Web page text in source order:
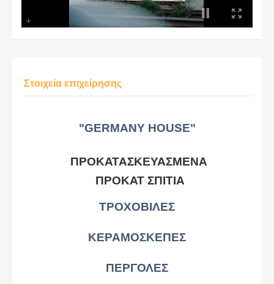
Στοιχεία επιχείρησης
"GERMANY HOUSE"
ΠΡΟΚΑΤΑΣΚΕΥΑΣΜΕΝΑ
ΠΡΟΚΑΤ ΣΠΙΤΙΑ
ΤΡΟΧΟΒΙΛΕΣ
ΚΕΡΑΜΟΣΚΕΠΕΣ
ΠΕΡΓΟΛΕΣ